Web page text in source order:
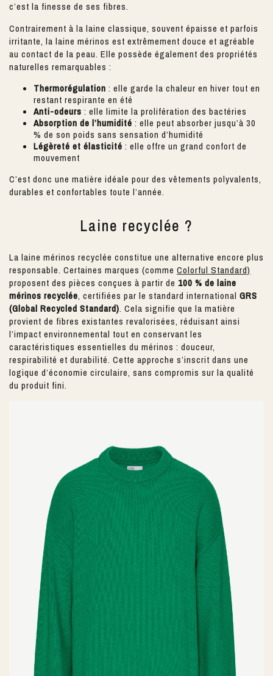
c’est la finesse de ses fibres.
Contrairement à la laine classique, souvent épaisse et parfois
irritante, la laine mérinos est extrêmement douce et agréable
au contact de la peau. Elle possède également des propriétés
naturelles remarquables :
Thermorégulation : elle garde la chaleur en hiver tout en
restant respirante en été
Anti-odeurs : elle limite la prolifération des bactéries
Absorption de l’humidité : elle peut absorber jusqu’à 30
% de son poids sans sensation d’humidité
Légèreté et élasticité : elle offre un grand confort de
mouvement
C’est donc une matière idéale pour des vêtements polyvalents,
durables et confortables toute l’année.
Laine recyclée ?
La laine mérinos recyclée constitue une alternative encore plus
responsable. Certaines marques (comme Colorful Standard)
proposent des pièces conçues à partir de 100 % de laine
mérinos recyclée, certifiées par le standard international GRS
(Global Recycled Standard). Cela signifie que la matière
provient de fibres existantes revalorisées, réduisant ainsi
l’impact environnemental tout en conservant les
caractéristiques essentielles du mérinos : douceur,
respirabilité et durabilité. Cette approche s’inscrit dans une
logique d’économie circulaire, sans compromis sur la qualité
du produit fini.